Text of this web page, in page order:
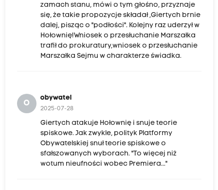
zamach stanu, mówi o tym głośno, przyznaje
się, że takie propozycje składał ,Giertych brnie
dalej, pisząc o "podłości". Kolejny raz uderzył w
Hołownię!Wniosek o przesłuchanie Marszałka
trafił do prokuratury,wniosek o przesłuchanie
Marszałka Sejmu w charakterze świadka.
O
obywatel
2025-07-28
Giertych atakuje Hołownię i snuje teorie
spiskowe. Jak zwykle, polityk Platformy
Obywatelskiej snuł teorie spiskowe o
sfałszowanych wyborach. "To więcej niż
wotum nieufności wobec Premiera..."